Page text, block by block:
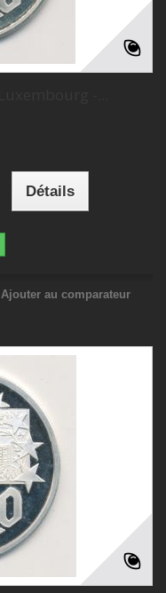
Détails
Ajouter au comparateur